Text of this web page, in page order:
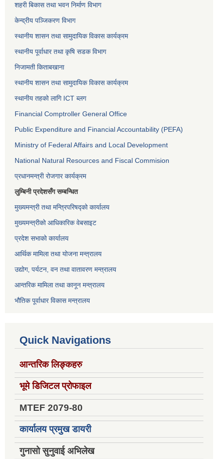
शहरी बिकास तथा भवन निर्माण विभाग
केन्द्रीय पञ्जिकरण विभाग
स्थानीय शासन तथा सामुदायिक विकास कार्यक्रम
स्थानीय पूर्वाधार तथा कृषि सडक विभाग
निजामती किताबखाना
स्थानीय शासन तथा सामुदायिक विकास कार्यक्रम
स्थानीय तहको लागि ICT ब्लग
Financial Comptroller General Office
Public Expenditure and Financial Accountability (PEFA)
Ministry of Federal Affairs and Local Development
National Natural Resources and Fiscal Commision
प्रधानमन्त्री रोजगार कार्यक्रम
लुम्बिनी प्रदेशसँग सम्बन्धित
मुख्यमन्त्री तथा मन्त्रिपरिषद्को कार्यालय
मुख्यमन्त्रीको आधिकारिक वेबसाइट
प्रदेश सभाको कार्यालय
आर्थिक मामिला तथा योजना मन्त्रालय
उद्योग, पर्यटन, वन तथा वातावरण मन्त्रालय
आन्तरिक मामिला तथा कानून मन्त्रालय
भौतिक पूर्वाधार विकास मन्त्रालय
Quick Navigations
आन्तरिक लिङ्कहरु
भूमे डिजिटल प्रोफाइल
MTEF 2079-80
कार्यालय प्रमुख डायरी
गुनासो सुनुवाई अभिलेख